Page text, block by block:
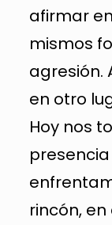
afirmar
mismos
agresión.
en otro
Hoy nos
rincón,